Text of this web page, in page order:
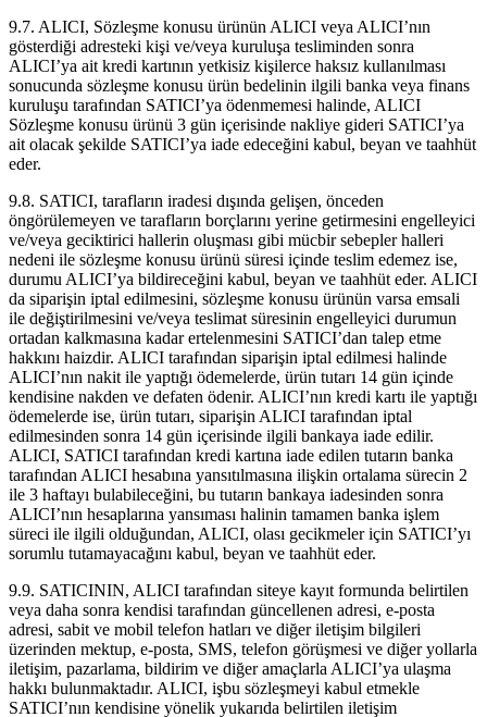
9.7. ALICI, Sözleşme konusu ürünün ALICI veya ALICI’nın
gösterdiği adresteki kişi ve/veya kuruluşa tesliminden sonra
ALICI’ya ait kredi kartının yetkisiz kişilerce haksız kullanılması
sonucunda sözleşme konusu ürün bedelinin ilgili banka veya finans
kuruluşu tarafından SATICI’ya ödenmemesi halinde, ALICI
Sözleşme konusu ürünü 3 gün içerisinde nakliye gideri SATICI’ya
ait olacak şekilde SATICI’ya iade edeceğini kabul, beyan ve taahhüt
eder.
9.8. SATICI, tarafların iradesi dışında gelişen, önceden
öngörülemeyen ve tarafların borçlarını yerine getirmesini engelleyici
ve/veya geciktirici hallerin oluşması gibi mücbir sebepler halleri
nedeni ile sözleşme konusu ürünü süresi içinde teslim edemez ise,
durumu ALICI’ya bildireceğini kabul, beyan ve taahhüt eder. ALICI
da siparişin iptal edilmesini, sözleşme konusu ürünün varsa emsali
ile değiştirilmesini ve/veya teslimat süresinin engelleyici durumun
ortadan kalkmasına kadar ertelenmesini SATICI’dan talep etme
hakkını haizdir. ALICI tarafından siparişin iptal edilmesi halinde
ALICI’nın nakit ile yaptığı ödemelerde, ürün tutarı 14 gün içinde
kendisine nakden ve defaten ödenir. ALICI’nın kredi kartı ile yaptığı
ödemelerde ise, ürün tutarı, siparişin ALICI tarafından iptal
edilmesinden sonra 14 gün içerisinde ilgili bankaya iade edilir.
ALICI, SATICI tarafından kredi kartına iade edilen tutarın banka
tarafından ALICI hesabına yansıtılmasına ilişkin ortalama sürecin 2
ile 3 haftayı bulabileceğini, bu tutarın bankaya iadesinden sonra
ALICI’nın hesaplarına yansıması halinin tamamen banka işlem
süreci ile ilgili olduğundan, ALICI, olası gecikmeler için SATICI’yı
sorumlu tutamayacağını kabul, beyan ve taahhüt eder.
9.9. SATICININ, ALICI tarafından siteye kayıt formunda belirtilen
veya daha sonra kendisi tarafından güncellenen adresi, e-posta
adresi, sabit ve mobil telefon hatları ve diğer iletişim bilgileri
üzerinden mektup, e-posta, SMS, telefon görüşmesi ve diğer yollarla
iletişim, pazarlama, bildirim ve diğer amaçlarla ALICI’ya ulaşma
hakkı bulunmaktadır. ALICI, işbu sözleşmeyi kabul etmekle
SATICI’nın kendisine yönelik yukarıda belirtilen iletişim